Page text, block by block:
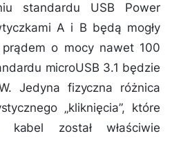
standardu USB Power
A i B będą mogły
o mocy nawet 100
microUSB 3.1 będzie
Jedyna fizyczna różnica
„kliknięcia”, które
został właściwie